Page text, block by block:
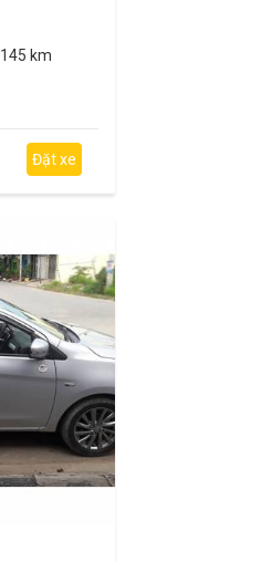
145 km
Đặt xe